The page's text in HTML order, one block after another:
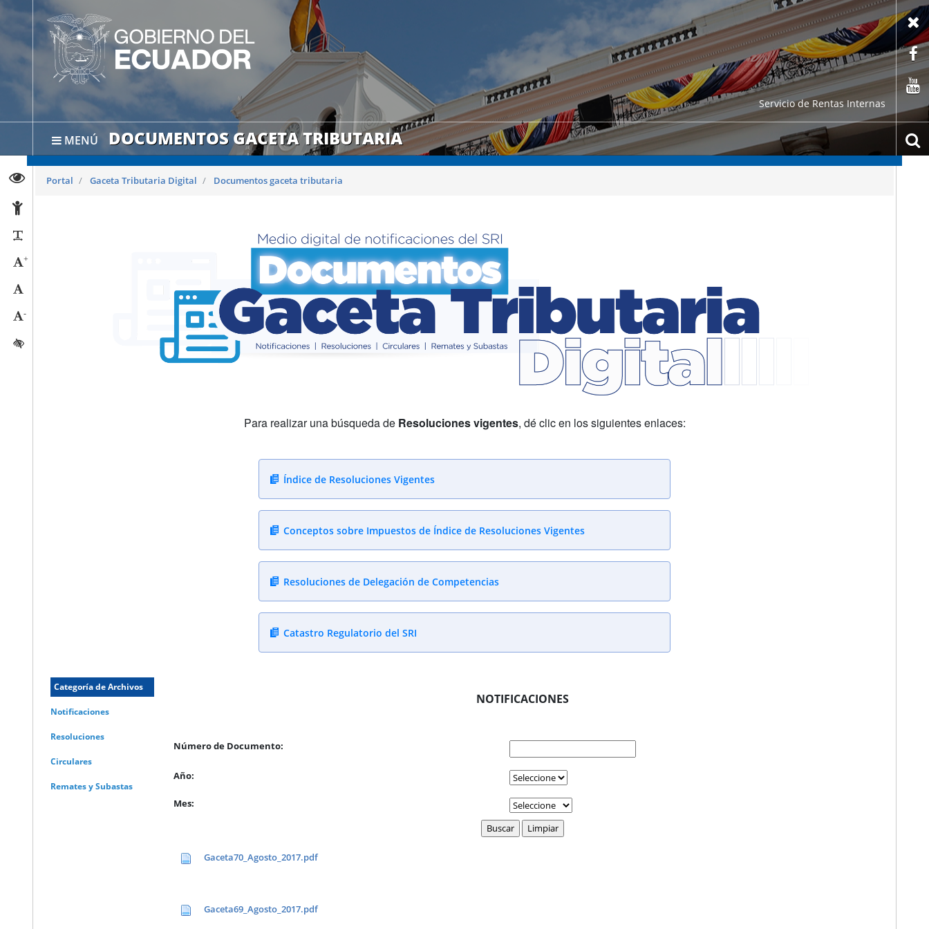
Servicio de Rentas Internas
MENÚ DOCUMENTOS GACETA TRIBUTARIA
Abrir página de Transparencia
Abrir página de Accesibilidad
Reducir párrafos
+
-Reducir tamaño caracteres
Activar/quitar contraste
Portal Gaceta Tributaria Digital Documentos gaceta tributaria
Para realizar una búsqueda de Resoluciones vigentes, dé clic en los siguientes enlaces:
Índice de Resoluciones Vigentes
Conceptos sobre Impuestos de Índice de Resoluciones Vigentes
Resoluciones de Delegación de Competencias
Catastro Regulatorio del SRI
Categoría de Archivos
Notificaciones
Resoluciones
Circulares
Remates y Subastas
NOTIFICACIONES
Número de Documento:
Año:
Mes:
Gaceta70_Agosto_2017.pdf
Gaceta69_Agosto_2017.pdf